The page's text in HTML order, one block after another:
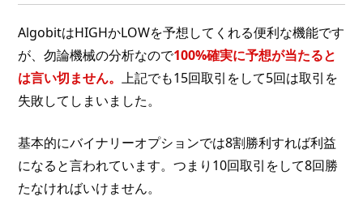
AlgobitはHIGHかLOWを予想してくれる便利な機能です
が、勿論機械の分析なので100%確実に予想が当たると
は言い切ません。上記でも15回取引をして5回は取引を
失敗してしまいました。
基本的にバイナリーオプションでは8割勝利すれば利益
になると言われています。つまり10回取引をして8回勝
たなければいけません。